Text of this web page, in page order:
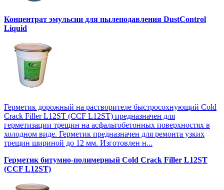
Концентрат эмульсии для пылеподавления DustControl
Liquid
Герметик дорожный на растворителе быстросохнующий Cold
Crack Filler L12SТ (CCF L12SТ) предназначен для
герметизации трещин на асфальтобетонных поверхностях в
холодном виде. Герметик предназначен для ремонта узких
трещин шириной до 12 мм. Изготовлен н...
Герметик битумно-полимерный Cold Crack Filler L12SТ
(CCF L12SТ)